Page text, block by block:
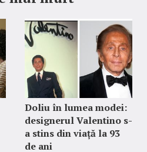
Doliu în lumea modei:
designerul Valentino s-
a stins din viață la 93
de ani